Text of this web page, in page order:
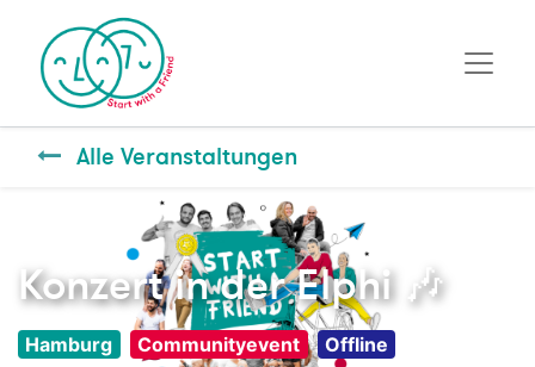
Alle Veranstaltungen
Konzert in der Elphi 🎶
Hamburg Communityevent Offline